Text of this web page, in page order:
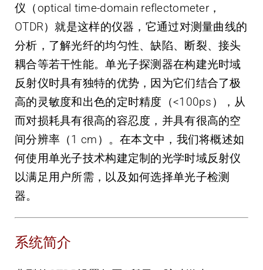
仪（optical time-domain reflectometer，
OTDR）就是这样的仪器，它通过对测量曲线的
分析，了解光纤的均匀性、缺陷、断裂、接头
耦合等若干性能。单光子探测器在构建光时域
反射仪时具有独特的优势，因为它们结合了极
高的灵敏度和出色的定时精度（<100ps），从
而对损耗具有很高的容忍度，并具有很高的空
间分辨率（1 cm）。在本文中，我们将概述如
何使用单光子技术构建定制的光学时域反射仪
以满足用户所需，以及如何选择单光子检测
器。
系统简介